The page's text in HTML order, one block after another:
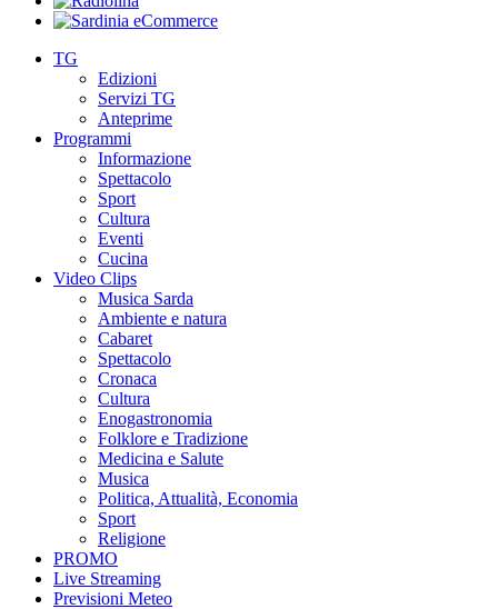
TG
Edizioni
Servizi TG
Anteprime
Programmi
Informazione
Spettacolo
Sport
Cultura
Eventi
Cucina
Video Clips
Musica Sarda
Ambiente e natura
Cabaret
Spettacolo
Cronaca
Cultura
Enogastronomia
Folklore e Tradizione
Medicina e Salute
Musica
Politica, Attualità, Economia
Sport
Religione
PROMO
Live Streaming
Previsioni Meteo